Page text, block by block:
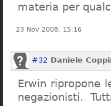
materia per
23 Nov 2008, 15:16
#32 Daniele
Erwin ripropone
negazionisti.